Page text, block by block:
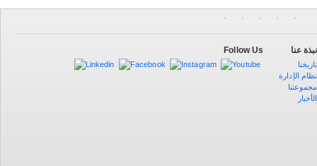
Follow Us نبذة عنا
تاريخنا
نظام الإدارة
مجموعتنا
الأخبار